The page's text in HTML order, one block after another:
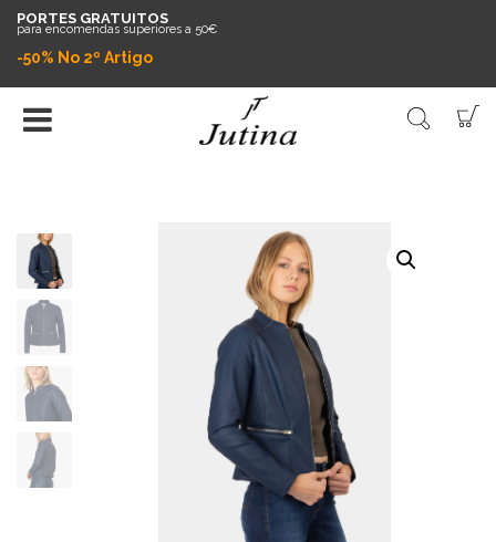
PORTES GRATUITOS
para encomendas superiores a 50€
-50% No 2º Artigo